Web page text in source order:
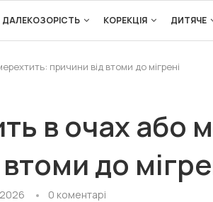
ДАЛЕКОЗОРІСТЬ КОРЕКЦІЯ ДИТЯЧЕ
причини від втоми до мігрені
в очах або
до
0 коментарі